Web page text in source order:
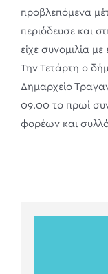
προβλεπόμενα
περιόδευσε και
είχε συνομιλία
Την Τετάρτη ο
Δημαρχείο
09.00 το πρωί
φορέων και